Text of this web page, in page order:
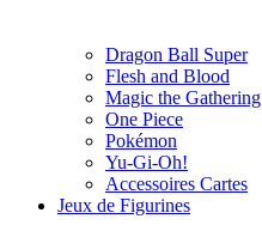
Dragon Ball Super
Flesh and Blood
Magic the Gathering
One Piece
Pokémon
Yu-Gi-Oh!
Accessoires Cartes
Jeux de Figurines